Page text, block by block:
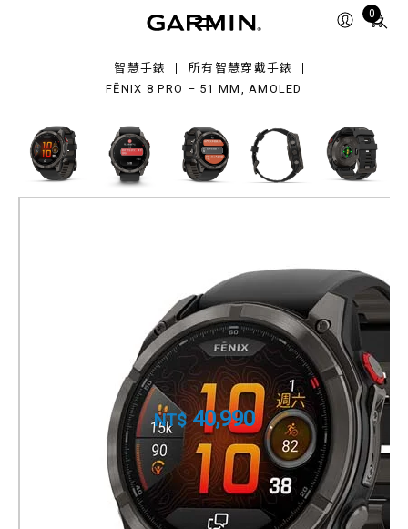
0
Total
智慧手錶
所有智慧穿戴手錶
FĒNIX 8 PRO – 51 MM, AMOLED
fēnix 8 Pro – 51 mm, AMOLED
全方位戶外進階GPS智慧腕錶
產品料號010-03199-20
NT$ 40,990